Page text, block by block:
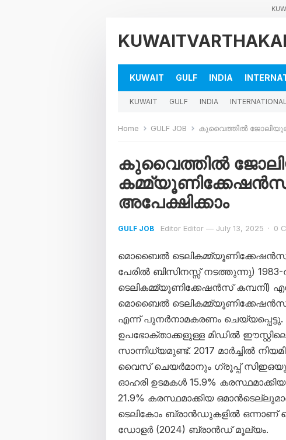
KUWAIT GULF INDIA
KUWAIT GULF INDIA INTERNATIONAL
Home GULF JOB കുവൈത്തിൽ ജോലിയുണ്ട്!
കുവൈത്തിൽ
അപേക്ഷിക്കാം
GULF JOB Editor Editor — July 13, 2025 · 0
മൊബൈൽ ടെലികമ്മ്യൂണിക്കേഷൻസ്
പേരിൽ ബിസിനസ്സ് നടത്തുന്നു)
ടെലികമ്മ്യൂണിക്കേഷൻസ് കമ്പനി)
മൊബൈൽ ടെലികമ്മ്യൂണിക്കേഷൻസ്
എന്ന് പുനർനാമകരണം ചെയ്യപ്പെട്ടു.
ഉപഭോക്താക്കളുള്ള മിഡിൽ
സാന്നിധ്യമുണ്ട്. 2017 മാർച്ചിൽ
വൈസ് ചെയർമാനും ഗ്രൂപ്പ്
ഓഹരി ഉടമകൾ 15.9%
21.9% കരസ്ഥമാക്കിയ
ടെലികോം ബ്രാൻഡുകളിൽ
ഡോളർ (2024) ബ്രാൻഡ് മൂല്യം.